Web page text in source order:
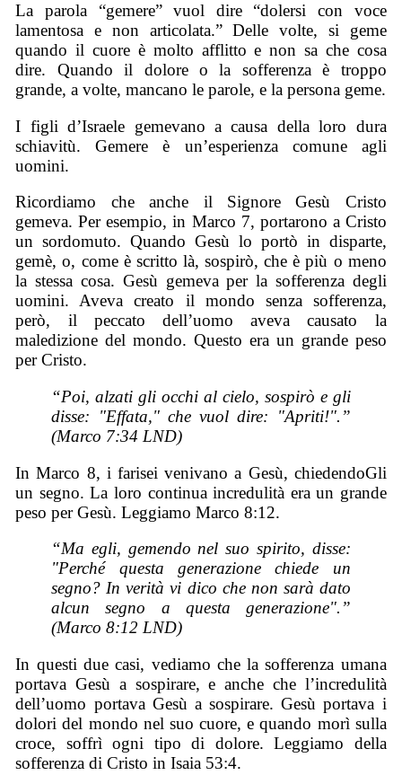
La parola “gemere” vuol dire “dolersi con voce
lamentosa e non articolata.” Delle volte, si geme
quando il cuore è molto afflitto e non sa che cosa
dire. Quando il dolore o la sofferenza è troppo
grande, a volte, mancano le parole, e la persona geme.
I figli d’Israele gemevano a causa della loro dura
schiavitù. Gemere è un’esperienza comune agli
uomini.
Ricordiamo che anche il Signore Gesù Cristo
gemeva. Per esempio, in Marco 7, portarono a Cristo
un sordomuto. Quando Gesù lo portò in disparte,
gemè, o, come è scritto là, sospirò, che è più o meno
la stessa cosa. Gesù gemeva per la sofferenza degli
uomini. Aveva creato il mondo senza sofferenza,
però, il peccato dell’uomo aveva causato la
maledizione del mondo. Questo era un grande peso
per Cristo.
“Poi, alzati gli occhi al cielo, sospirò e gli
disse: "Effata," che vuol dire: "Apriti!".”
(Marco 7:34 LND)
In Marco 8, i farisei venivano a Gesù, chiedendoGli
un segno. La loro continua incredulità era un grande
peso per Gesù. Leggiamo Marco 8:12.
“Ma egli, gemendo nel suo spirito, disse:
"Perché questa generazione chiede un
segno? In verità vi dico che non sarà dato
alcun segno a questa generazione".”
(Marco 8:12 LND)
In questi due casi, vediamo che la sofferenza umana
portava Gesù a sospirare, e anche che l’incredulità
dell’uomo portava Gesù a sospirare. Gesù portava i
dolori del mondo nel suo cuore, e quando morì sulla
croce, soffrì ogni tipo di dolore. Leggiamo della
sofferenza di Cristo in Isaia 53:4.